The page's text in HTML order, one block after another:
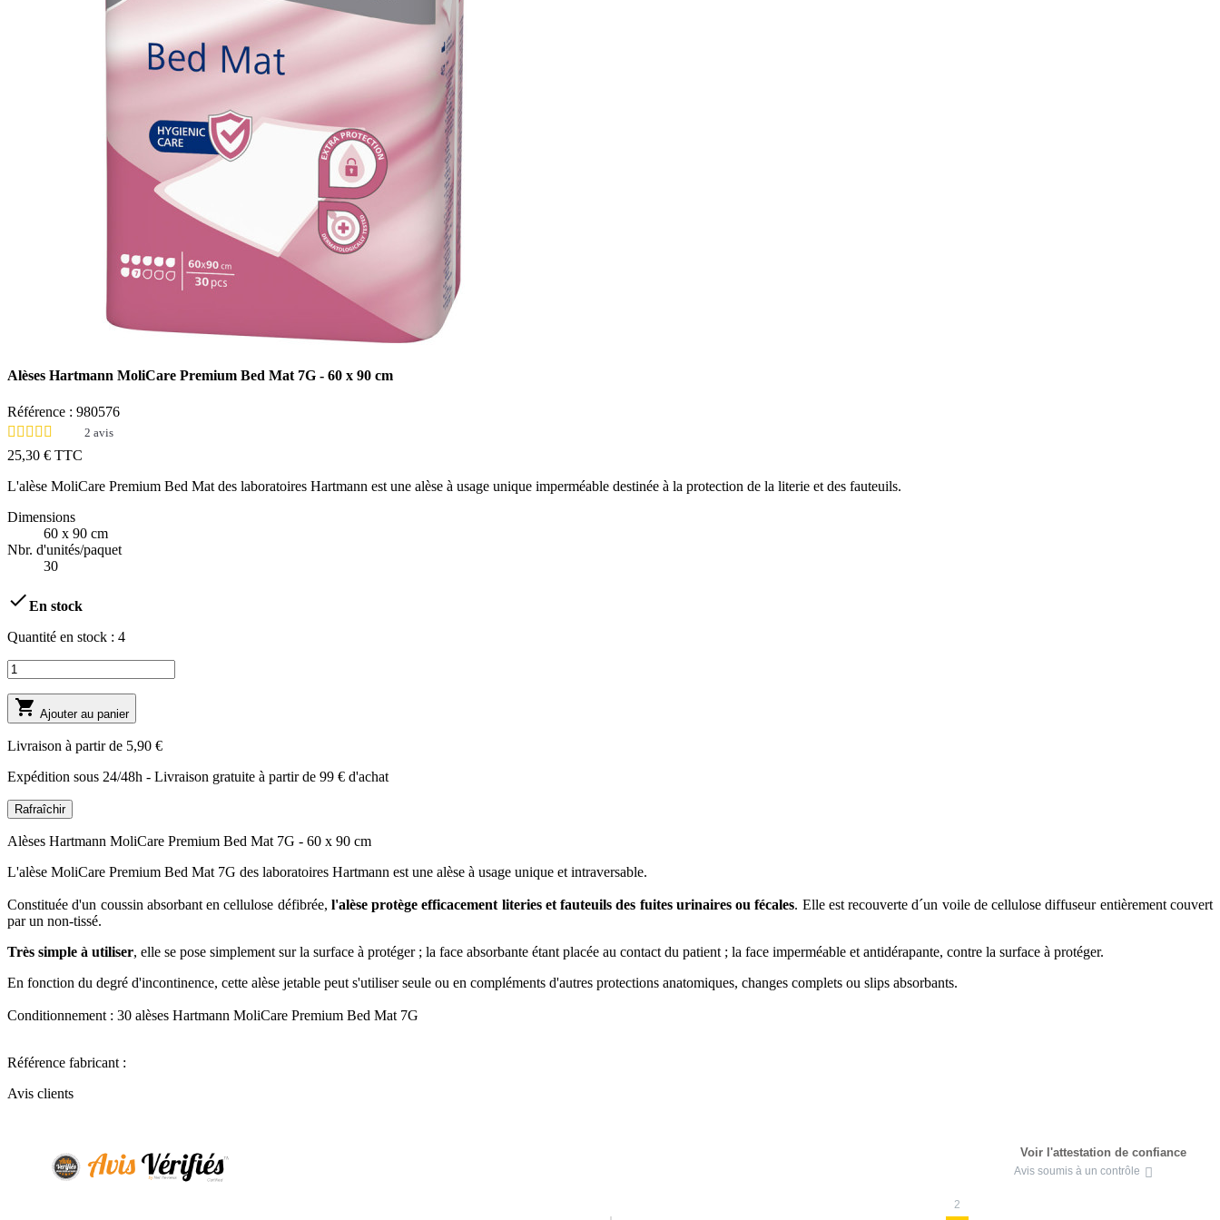
Alèses Hartmann MoliCare Premium Bed Mat 7G - 60 x 90 cm
Référence : 980576
2 avis
25,30 € TTC
L'alèse MoliCare Premium Bed Mat des laboratoires Hartmann est une alèse à usage unique imperméable destinée à la protection de la literie et des fauteuils.
Dimensions
60 x 90 cm
Nbr. d'unités/paquet
30
checkEn stock
Quantité en stock : 4
shopping_cart Ajouter au panier
Livraison à partir de 5,90 €
Expédition sous 24/48h - Livraison gratuite à partir de 99 € d'achat
Alèses Hartmann MoliCare Premium Bed Mat 7G - 60 x 90 cm
L'alèse MoliCare Premium Bed Mat 7G des laboratoires Hartmann est une alèse à usage unique et intraversable.
Constituée d'un coussin absorbant en cellulose défibrée, l'alèse protège efficacement literies et fauteuils des fuites urinaires ou fécales. Elle est recouverte d´un voile de cellulose diffuseur entièrement couvert
par un non-tissé.
Très simple à utiliser, elle se pose simplement sur la surface à protéger ; la face absorbante étant placée au contact du patient ; la face imperméable et antidérapante, contre la surface à protéger.
En fonction du degré d'incontinence, cette alèse jetable peut s'utiliser seule ou en compléments d'autres protections anatomiques, changes complets ou slips absorbants.
Conditionnement : 30 alèses Hartmann MoliCare Premium Bed Mat 7G
Référence fabricant :
Avis clients
Voir l'attestation de confiance
Avis soumis à un contrôle
2